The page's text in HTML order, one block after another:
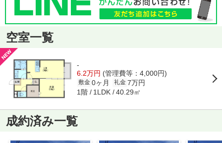
空室一覧
-
6.2万円 (管理費等：4,000円)
敷金 0ヶ月 礼金 7万円
1階 1LDK 40.29㎡
成約済み一覧